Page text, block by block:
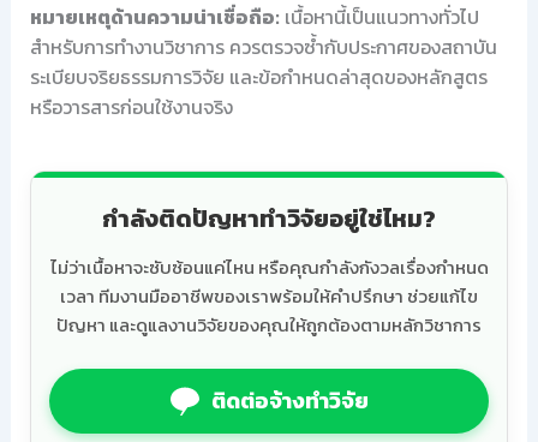
หมายเหตุด้านความน่าเชื่อถือ: เนื้อหานี้เป็นแนวทางทั่วไป
สำหรับการทำงานวิชาการ ควรตรวจซ้ำกับประกาศของสถาบัน
ระเบียบจริยธรรมการวิจัย และข้อกำหนดล่าสุดของหลักสูตร
หรือวารสารก่อนใช้งานจริง
กำลังติดปัญหาทำวิจัยอยู่ใช่ไหม?
ไม่ว่าเนื้อหาจะซับซ้อนแค่ไหน หรือคุณกำลังกังวลเรื่องกำหนด
เวลา ทีมงานมืออาชีพของเราพร้อมให้คำปรึกษา ช่วยแก้ไข
ปัญหา และดูแลงานวิจัยของคุณให้ถูกต้องตามหลักวิชาการ
ติดต่อจ้างทำวิจัย